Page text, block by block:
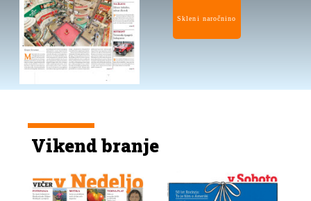
Skleni naročnino
Vikend branje